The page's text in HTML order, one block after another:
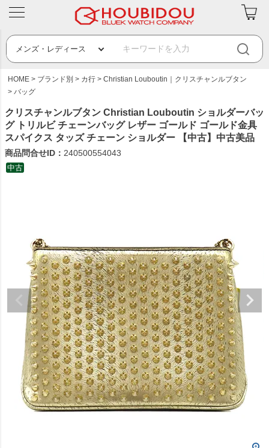
HOME ブランド別 カ行
Christian Louboutin｜クリスチャンルブタン
バッグ
クリスチャンルブタン Christian Louboutin ショルダーバッ
グ トリルビ チェーンバッグ レザー ゴールド ゴールド金具
スパイクス タッズ チェーン ショルダー 【中古】中古美品
商品問合せID： 240500554043
中古